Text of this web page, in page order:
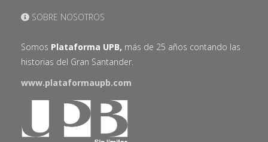
SOBRE NOSOTROS
Somos Plataforma UPB, más de 25 años contando las
historias del Gran Santander.
www.plataformaupb.com